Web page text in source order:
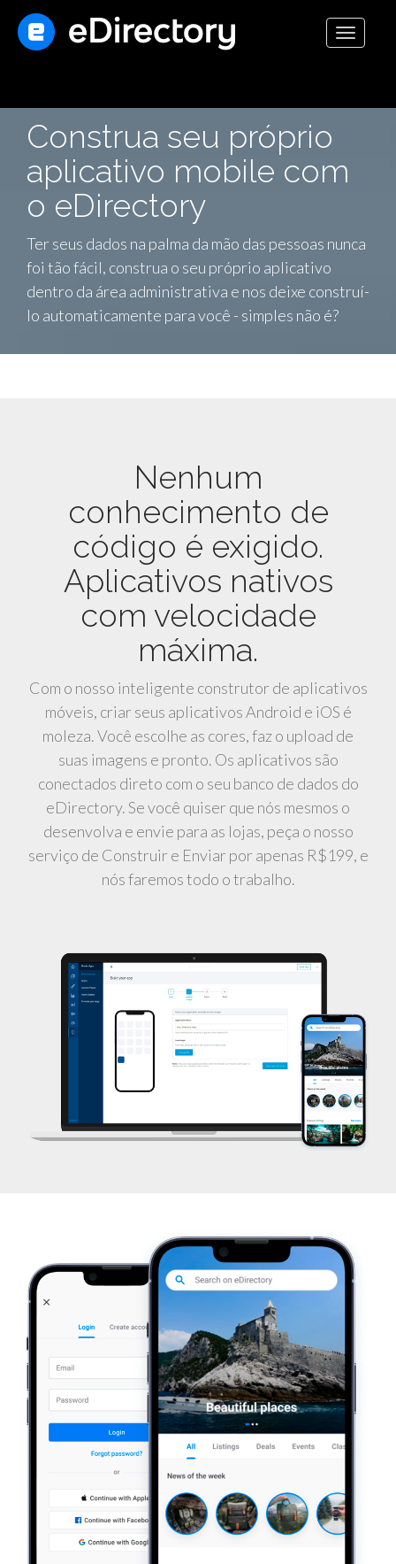
Toggle
Construa seu próprio
aplicativo mobile com
o eDirectory
Ter seus dados na palma da mão das pessoas nunca
foi tão fácil, construa o seu próprio aplicativo
dentro da área administrativa e nos deixe construí-
lo automaticamente para você - simples não é?
Nenhum
conhecimento de
código é exigido.
Aplicativos nativos
com velocidade
máxima.
Com o nosso inteligente construtor de aplicativos
móveis, criar seus aplicativos Android e iOS é
moleza. Você escolhe as cores, faz o upload de
suas imagens e pronto. Os aplicativos são
conectados direto com o seu banco de dados do
eDirectory. Se você quiser que nós mesmos o
desenvolva e envie para as lojas, peça o nosso
serviço de Construir e Enviar por apenas R$199, e
nós faremos todo o trabalho.